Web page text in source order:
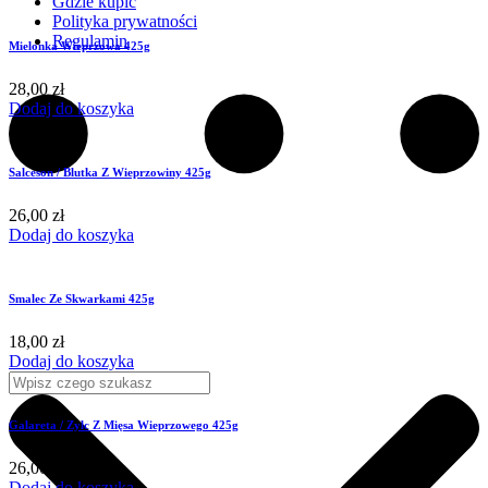
Polityka prywatności
Regulamin
Mielonka Wieprzowa 425g
28,00 zł
Dodaj do koszyka
Salceson / Blutka Z Wieprzowiny 425g
26,00 zł
Dodaj do koszyka
Smalec Ze Skwarkami 425g
18,00 zł
Dodaj do koszyka
Galareta / Zylc Z Mięsa Wieprzowego 425g
26,00